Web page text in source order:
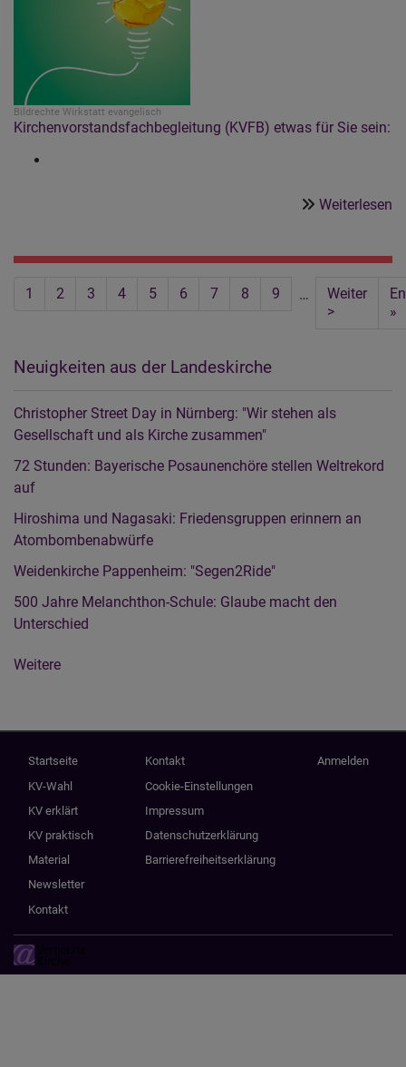
Bildrechte Wirkstatt evangelisch
Kirchenvorstandsfachbegleitung (KVFB) etwas für Sie sein:
Weiterlesen
Seitennummerierung
Aktuelle
1 Seite
2 Seite
3 Seite
4 Seite
5 Seite
6 Seite
7 Seite
8 Seite
9 …
Nächste
Seite
Weiter
>
»
Neuigkeiten aus der Landeskirche
Christopher Street Day in Nürnberg: "Wir stehen als
Gesellschaft und als Kirche zusammen"
72 Stunden: Bayerische Posaunenchöre stellen Weltrekord
auf
Hiroshima und Nagasaki: Friedensgruppen erinnern an
Atombombenabwürfe
Weidenkirche Pappenheim: "Segen2Ride"
500 Jahre Melanchthon-Schule: Glaube macht den
Unterschied
Weitere
Hauptnavigation
Startseite
KV-Wahl
KV erklärt
KV praktisch
Material
Newsletter
Kontakt
Fußbereichsmenü
Kontakt
Cookie-Einstellungen
Impressum
Datenschutzerklärung
Barrierefreiheitserklärung
Benutzermenü
Anmelden